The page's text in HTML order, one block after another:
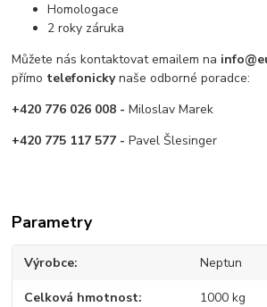
Homologace
2 roky záruka
Můžete nás kontaktovat emailem na
přímo telefonickynaše odborné poradce:
+420 776 026 008 -Miloslav Marek
+420 775 117 577 -Pavel Šlesinger
Parametry
Výrobce Neptun
Celková hmotnost 1000 kg